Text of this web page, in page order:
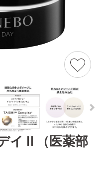
イⅡ（医薬部